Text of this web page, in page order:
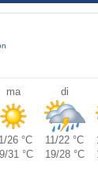
ma di
26 °C 11/22 °C
31 °C 19/28 °C